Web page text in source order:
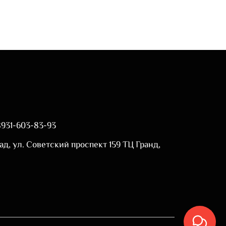
603-83-93
ул. Советский проспект 159 ТЦ Гранд,